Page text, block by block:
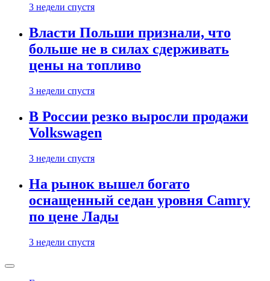
3 недели спустя
Власти Польши признали, что
больше не в силах сдерживать
цены на топливо
3 недели спустя
В России резко выросли продажи
Volkswagen
3 недели спустя
На рынок вышел богато
оснащенный седан уровня Camry
по цене Лады
3 недели спустя